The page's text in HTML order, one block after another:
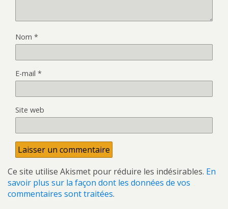
Nom *
E-mail *
Site web
Ce site utilise Akismet pour réduire les indésirables. En
savoir plus sur la façon dont les données de vos
commentaires sont traitées.